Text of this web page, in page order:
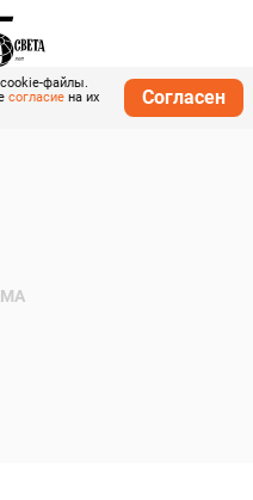
файлы.
согласие на их
Согласен